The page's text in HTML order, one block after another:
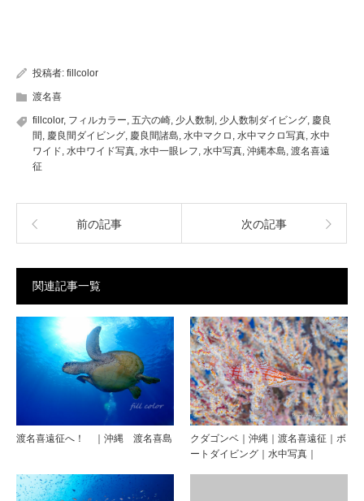
投稿者: fillcolor
渡名喜
fillcolor, フィルカラー 五六の崎 少人数制 少人数制ダイビング 慶良
間 慶良間ダイビング 慶良間諸島 水中マクロ 水中マクロ写真 水中
ワイド 水中ワイド写真 水中一眼レフ 水中写真 沖縄本島 渡名喜遠
征
前の記事 次の記事
関連記事一覧
渡名喜遠征へ！ ｜沖縄 渡名喜島
クダゴンベ｜沖縄｜渡名喜遠征｜ボ
ートダイビング｜水中写真｜